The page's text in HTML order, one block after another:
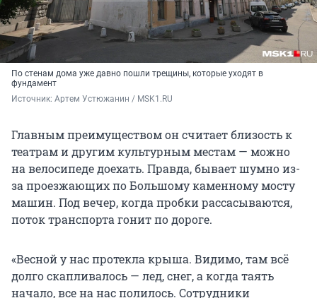
По стенам дома уже давно пошли трещины, которые уходят в
фундамент
Источник: Артем Устюжанин / MSK1.RU
Главным преимуществом он считает близость к
театрам и другим культурным местам — можно
на велосипеде доехать. Правда, бывает шумно из-
за проезжающих по Большому каменному мосту
машин. Под вечер, когда пробки рассасываются,
поток транспорта гонит по дороге.
«Весной у нас протекла крыша. Видимо, там всё
долго скапливалось — лед, снег, а когда таять
начало, все на нас полилось. Сотрудники